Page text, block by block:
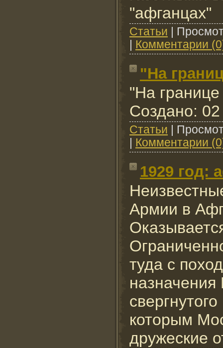
"афганцах"
Cтатьи
Комментарии
"На
"На
Создано:
Cтатьи
Комментарии
1929 год:
Армии в
туда с
которым
дружеские